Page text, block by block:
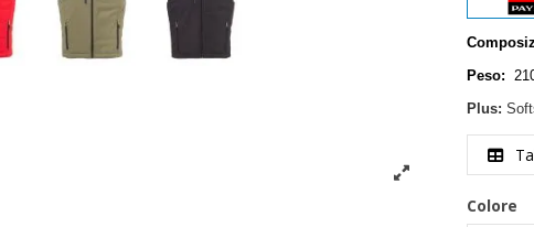
Peso:
Plus:
Colore